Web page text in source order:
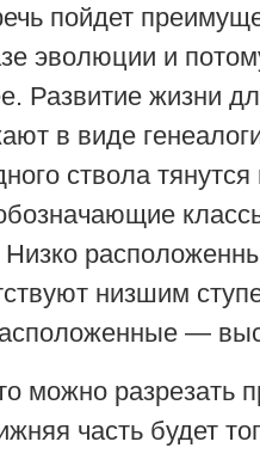
пойдет
эволюции и
Развитие жизни
в виде
ствола
низшим
—
можно разрезать
часть будет